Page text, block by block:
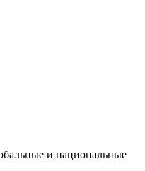
и национальные